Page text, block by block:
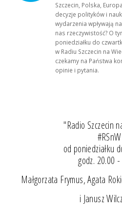
Szczecin, Polska,
decyzje polityków i
wydarzenia wpływają
nas rzeczywistość? O
poniedziałku do
w Radiu Szczecin na
czekamy na Państwa
opinie i pytania.
"Radio Szczecin
#RSnW
od poniedziałku
godz. 20.00
Małgorzata Frymus, Agata
i Janusz